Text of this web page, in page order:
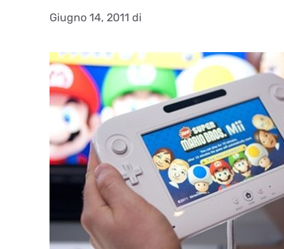
Giugno 14, 2011 di